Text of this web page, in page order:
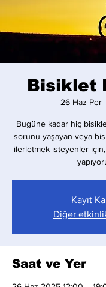
Bisiklet
26 Haz Per
Bugüne kadar hiç
sorunu yaşayan veya
ilerletmek isteyenler
Kayıt
Diğer
Saat ve Yer